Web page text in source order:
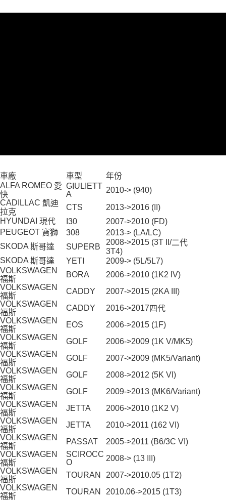
３．未成年的使用者請事先徵得法定代理人或監護人之同意方可使用
「AFTEE先享後付」，若未經同意申辦者引起之損失，本公司不負相關責
任。
４．使用「AFTEE先享後付」時，將依據個別帳號之用戶狀況，依本公司即
時審查核予不同之上限額度；若仍有額度不足之情形，本公司將視審查結果
請求用戶進行身份認證。
５．嚴禁一人註冊多個帳號或使用他人資訊註冊。若發現惡意使用之情形，
恩沛科技股份有限公司將有權停止該用戶之使用額度並採取法律行動。
線上付款後全家取貨
車廠 車型
年份
ALFA ROMEO 愛
快
GIULIETT
A
2010-> (940)
CADILLAC 凱迪
拉克
CTS
2013->2016 (II)
HYUNDAI 現代 I30
2007->2010 (FD)
PEUGEOT 寶獅 308
2013-> (LA/LC)
SKODA 斯哥達 SUPERB
2008->2015 (3T II/二代
3T4)
SKODA 斯哥達 YETI
2009-> (5L/5L7)
VOLKSWAGEN
福斯
BORA
2006->2010 (1K2 IV)
VOLKSWAGEN
福斯
CADDY
2007->2015 (2KA III)
VOLKSWAGEN
福斯
CADDY 2016->2017四代
VOLKSWAGEN
福斯
EOS
2006->2015 (1F)
VOLKSWAGEN
福斯
GOLF
2006->2009 (1K V/MK5)
VOLKSWAGEN
福斯
GOLF
2007->2009 (MK5/Variant)
VOLKSWAGEN
福斯
GOLF
2008->2012 (5K VI)
VOLKSWAGEN
福斯
GOLF
2009->2013 (MK6/Variant)
VOLKSWAGEN
福斯
JETTA
2006->2010 (1K2 V)
VOLKSWAGEN
福斯
JETTA
2010->2011 (162 VI)
VOLKSWAGEN
福斯
PASSAT
2005->2011 (B6/3C VI)
VOLKSWAGEN
福斯
SCIROCC
O
2008-> (13 III)
VOLKSWAGEN
福斯
TOURAN
2007->2010.05 (1T2)
VOLKSWAGEN
福斯
TOURAN 2010.06->2015 (1T3)